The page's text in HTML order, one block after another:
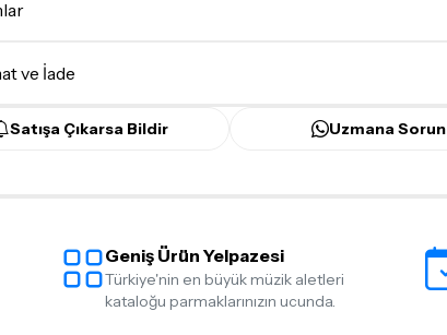
ve İade
Koşulları
teslimat yapılamamaktadır.
ürünlerin tamamıdoremusic Sevkiyat Ekibi
Satışa Çıkarsa Bildir Uzmana Sorun
Geniş Ürün Yelpazesi
Türkiye'nin en büyük müzik aletleri
kataloğu parmaklarınızın ucunda.